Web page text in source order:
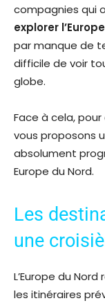
compagnies qui
explorer
par manque de
difficile de voir
globe.
Face à cela,
vous proposons
absolument
Europe du Nord.
Les
une
L’Europe du
les itinéraires